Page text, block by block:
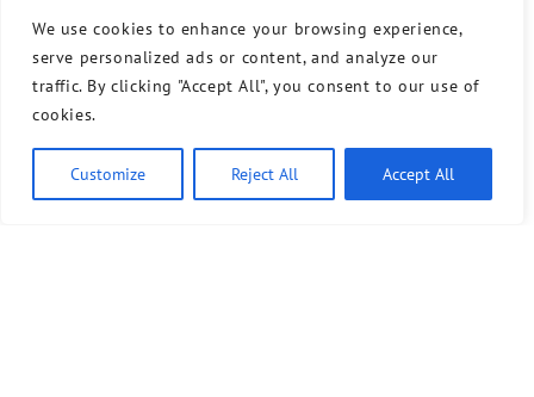
We use cookies to enhance your browsing experience,
serve personalized ads or content, and analyze our
traffic. By clicking "Accept All", you consent to our use of
cookies.
Customize Reject All Accept All